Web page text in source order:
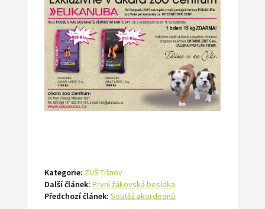
Kategorie: ZUŠ Tišnov
Další článek: První žákovská besídka
Předchozí článek: Soutěž akordeonů